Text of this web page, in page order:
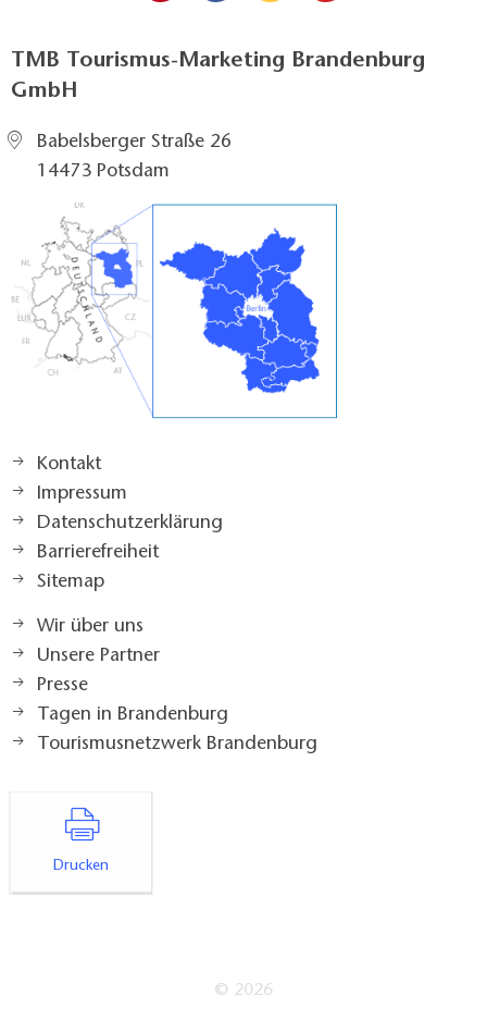
TMB Tourismus-Marketing Brandenburg
GmbH
Babelsberger Straße 26
14473 Potsdam
Kontakt
Impressum
Datenschutzerklärung
Barrierefreiheit
Sitemap
Wir über uns
Unsere Partner
Presse
Tagen in Brandenburg
Tourismusnetzwerk Brandenburg
Drucken
© 2026